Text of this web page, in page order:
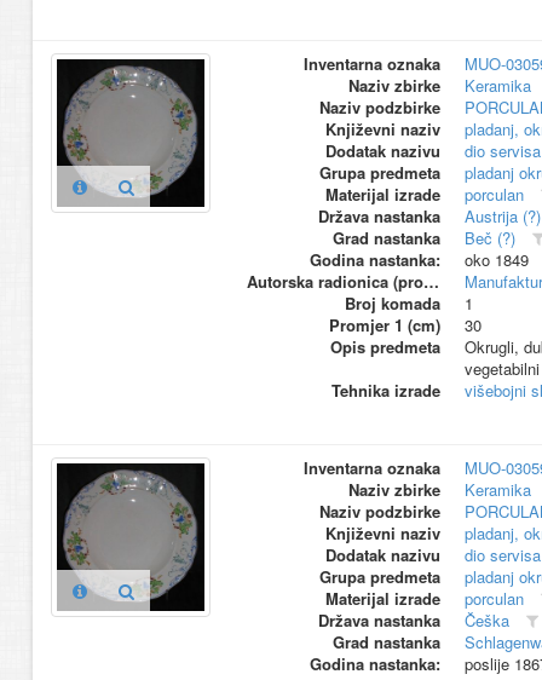
Inventarna oznaka
MUO-
Naziv zbirke
Keramika
Naziv podzbirke
Književni naziv
pladanj,
Dodatak nazivu
dio
Grupa predmeta
pladanj
Materijal izrade
porculan
Država nastanka
Austrija (?)
Grad nastanka
Beč (?)
Godina nastanka:
oko 1849
Autorska radionica (proizvođač)
Broj komada
1
Promjer 1 (cm)
30
Opis predmeta
Okrugli,
Tehnika izrade
višebojni
Inventarna oznaka
MUO-
Naziv zbirke
Keramika
Naziv podzbirke
Književni naziv
pladanj,
Dodatak nazivu
dio
Grupa predmeta
pladanj
Materijal izrade
porculan
Država nastanka
Češka
Grad nastanka
Godina nastanka:
poslije